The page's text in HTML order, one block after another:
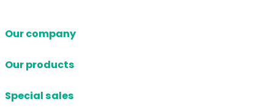
Our company
Our products
Special sales